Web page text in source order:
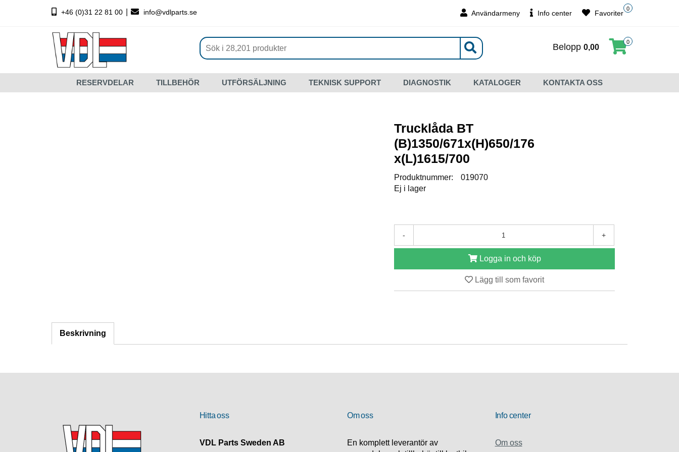
+46 (0)31 22 81 00 info@vdlparts.se Användarmeny Info center
0
Favoriter
Belopp 0,00
0
RESERVDELAR TILLBEHÖR UTFÖRSÄLJNING TEKNISK SUPPORT DIAGNOSTIK KATALOGER KONTAKTA OSS
Trucklåda BT
(B)1350/671x(H)650/176
x(L)1615/700
Produktnummer:
019070
Ej i lager
- +
Logga in och köp
Lägg till som favorit
Beskrivning
Hitta oss
VDL Parts Sweden AB
Om oss
En komplett leverantör av
Info center
Om oss